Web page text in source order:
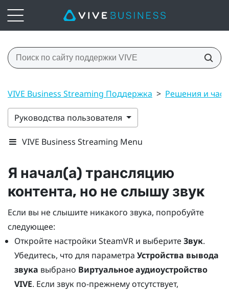
VIVE Business Streaming Поддержка > Решения и
Руководства пользователя
VIVE Business Streaming Menu
Я начал(а) трансляцию
контента, но не слышу звук
Если вы не слышите никакого звука, попробуйте
следующее:
Откройте настройки SteamVRи выберите Звук.
Убедитесь, что для параметра Устройства вывода
звука выбрано Виртуальное аудиоустройство
VIVE. Если звук по-прежнему отсутствует,